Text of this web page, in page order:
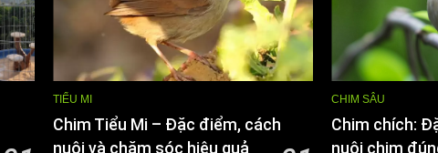
TIỂU MI
Chim Tiểu Mi – Đặc điểm, cách
nuôi và chăm sóc hiệu quả
CHIM SÂU
Chim chích:
nuôi chim